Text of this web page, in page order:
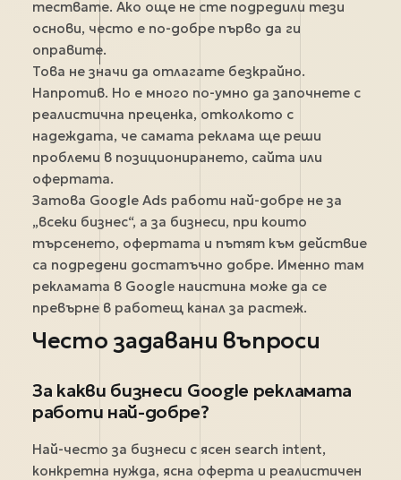
тествате. Ако още не сте подредили тези
основи, често е по-добре първо да ги
оправите.
Това не значи да отлагате безкрайно.
Напротив. Но е много по-умно да започнете с
реалистична преценка, отколкото с
надеждата, че самата реклама ще реши
проблеми в позиционирането, сайта или
офертата.
Затова Google Ads работи най-добре не за
„всеки бизнес“, а за бизнеси, при които
търсенето, офертата и пътят към действие
са подредени достатъчно добре. Именно там
рекламата в Google наистина може да се
превърне в работещ канал за растеж.
Често задавани въпроси
За какви бизнеси Google рекламата
работи най-добре?
Най-често за бизнеси с ясен search intent,
конкретна нужда, ясна оферта и реалистичен